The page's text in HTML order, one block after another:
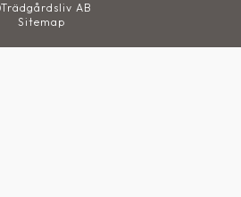
Trädgårdsliv AB
Sitemap